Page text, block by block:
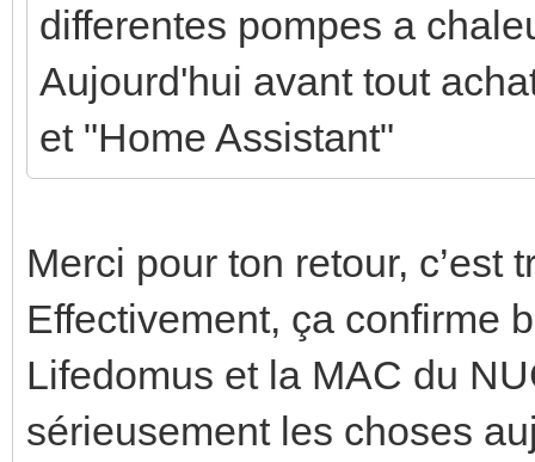
differentes pompes a
Aujourd'hui avant tout
et "Home Assistant"
Merci pour ton retour, c’est
Effectivement, ça confirme
Lifedomus et la MAC du
sérieusement les choses